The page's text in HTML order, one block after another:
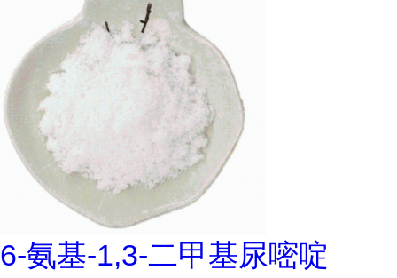
6-氨基-1,3-二甲基尿嘧啶